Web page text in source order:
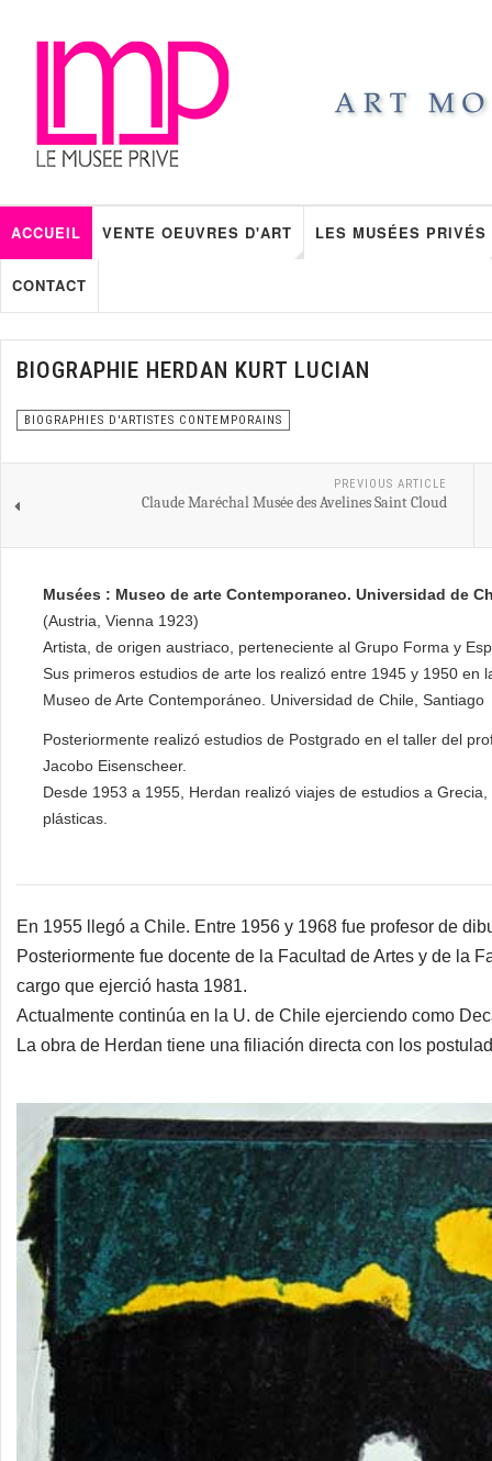
ACCUEIL VENTE OEUVRES D'ART LES MUSÉES PRIVÉS
CONTACT
BIOGRAPHIE HERDAN KURT LUCIAN
BIOGRAPHIES D'ARTISTES CONTEMPORAINS
PREVIOUS ARTICLE
Claude Maréchal Musée des Avelines Saint Cloud
Musées : Museo de arte Contemporaneo. Universidad de
(Austria, Vienna 1923)
Artista, de origen austriaco, perteneciente al Grupo Forma y
Sus primeros estudios de arte los realizó entre 1945 y 1950 en
Museo de Arte Contemporáneo. Universidad de Chile, Santiago
Posteriormente realizó estudios de Postgrado en el taller del
Jacobo Eisenscheer.
Desde 1953 a 1955, Herdan realizó viajes de estudios a
plásticas.
En 1955 llegó a Chile. Entre 1956 y 1968 fue profesor de
Posteriormente fue docente de la Facultad de Artes y de la
cargo que ejerció hasta 1981.
Actualmente continúa en la U. de Chile ejerciendo como
La obra de Herdan tiene una filiación directa con los